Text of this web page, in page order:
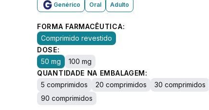
Genérico Oral Adulto
FORMA FARMACÊUTICA:
Comprimido revestido
DOSE:
50 mg
100 mg
QUANTIDADE NA EMBALAGEM:
5 comprimidos
20 comprimidos 30 comprimidos
90 comprimidos